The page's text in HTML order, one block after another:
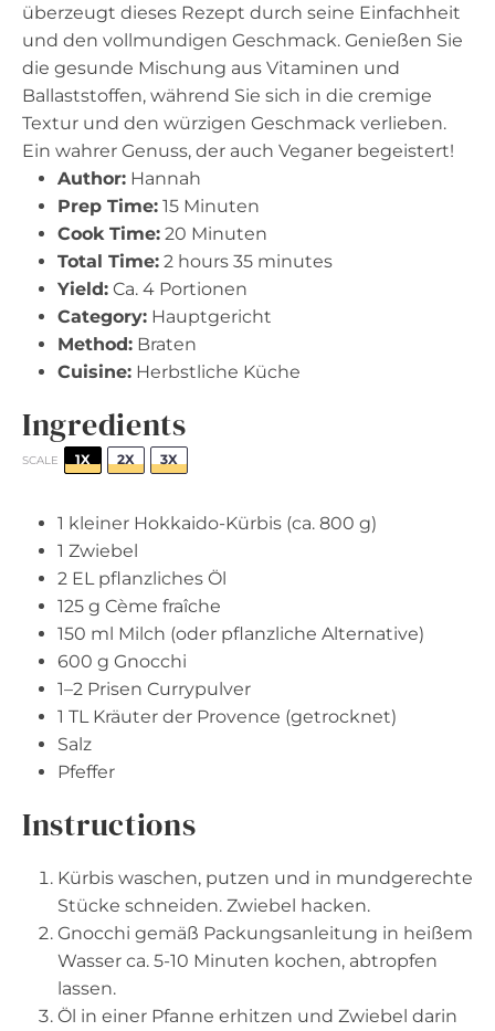
überzeugt dieses Rezept durch seine Einfachheit
und den vollmundigen Geschmack. Genießen Sie
die gesunde Mischung aus Vitaminen und
Ballaststoffen, während Sie sich in die cremige
Textur und den würzigen Geschmack verlieben.
Ein wahrer Genuss, der auch Veganer begeistert!
Author: Hannah
Prep Time: 15 Minuten
Cook Time: 20 Minuten
Total Time: 2 hours 35 minutes
Yield: Ca. 4 Portionen
Category: Hauptgericht
Method: Braten
Cuisine: Herbstliche Küche
Ingredients
SCALE 1X 2X 3X
1 kleiner Hokkaido-Kürbis (ca. 800 g)
1 Zwiebel
2 EL pflanzliches Öl
125 g Cème fraîche
150 ml Milch (oder pflanzliche Alternative)
600 g Gnocchi
1–2 Prisen Currypulver
1 TL Kräuter der Provence (getrocknet)
Salz
Pfeffer
Instructions
Kürbis waschen, putzen und in mundgerechte
Stücke schneiden. Zwiebel hacken.
Gnocchi gemäß Packungsanleitung in heißem
Wasser ca. 5-10 Minuten kochen, abtropfen
lassen.
Öl in einer Pfanne erhitzen und Zwiebel darin